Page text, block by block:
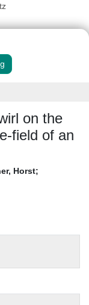
on the
field of an
Horst;